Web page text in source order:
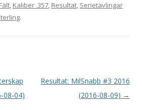
Fält, Kaliber .357, Resultat, Serietävlingar
.
08-04)
Resultat: MilSnabb #3 2016
(2016-08-09) →